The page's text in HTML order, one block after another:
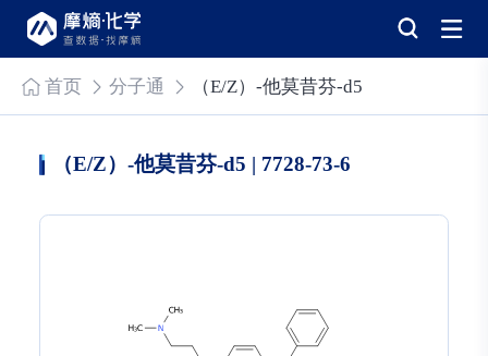
首页 分子通 （E/Z）-他莫昔芬-d5
（E/Z）-他莫昔芬-d5 | 7728-73-6